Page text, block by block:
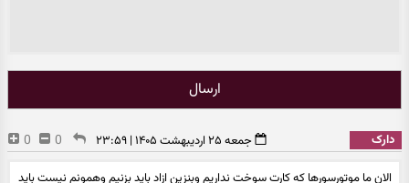
ارسال
دارک جمعه ۲۵ اردیبهشت ۱۴۰۵ | ۲۳:۵۹ 0
0
الان ما موتورسورها که کارت سوخت نداریم وبنزین ازاد باید بزنیم وهمونم نیست باید